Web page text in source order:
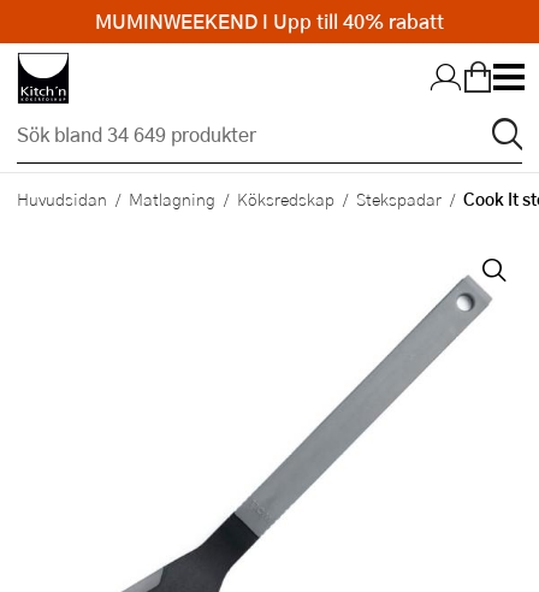
Hopp till huvudinnehållet
Huvudsidan Matlagning Köksredskap Stekspadar Cook It
MUMINWEEKEND I Upp till 40% rabatt